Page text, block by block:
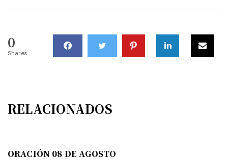
0
Shares
RELACIONADOS
ORACIÓN 08 DE AGOSTO